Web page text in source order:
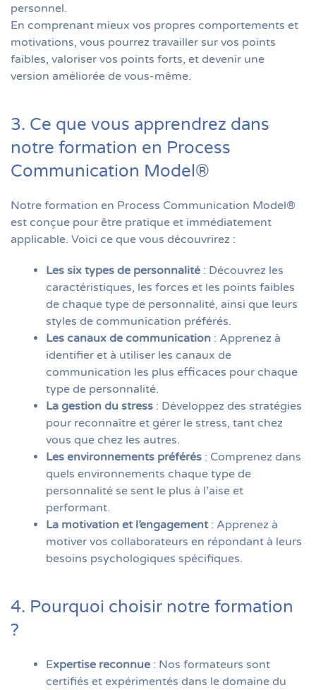
personnel.
En comprenant mieux vos propres comportements et
motivations, vous pourrez travailler sur vos points
faibles, valoriser vos points forts, et devenir une
version améliorée de vous-même.
3. Ce que vous apprendrez dans
notre formation en Process
Communication Model®
Notre formation en Process Communication Model®
est conçue pour être pratique et immédiatement
applicable. Voici ce que vous découvrirez :
Les six types de personnalité : Découvrez les
caractéristiques, les forces et les points faibles
de chaque type de personnalité, ainsi que leurs
styles de communication préférés.
Les canaux de communication : Apprenez à
identifier et à utiliser les canaux de
communication les plus efficaces pour chaque
type de personnalité.
La gestion du stress : Développez des stratégies
pour reconnaître et gérer le stress, tant chez
vous que chez les autres.
Les environnements préférés : Comprenez dans
quels environnements chaque type de
personnalité se sent le plus à l’aise et
performant.
La motivation et l’engagement: Apprenez à
motiver vos collaborateurs en répondant à leurs
besoins psychologiques spécifiques.
4. Pourquoi choisir notre formation
?
Expertise reconnue : Nos formateurs sont
certifiés et expérimentés dans le domaine du